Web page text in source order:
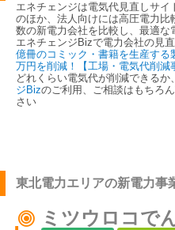
エネチェンジは電気代見直しサ
のほか、法人向けには高圧電力比
数の新電力会社を比較し、最適な
エネチェンジBizで電力会社の見
億冊のコミック・書籍を生産す
万円を削減！【工場・電気代削減
どれくらい電気代が削減できるか
ジBizのご利用、ご相談はもちろ
さい
東北電力エリアの新電力事
ミツウロコで